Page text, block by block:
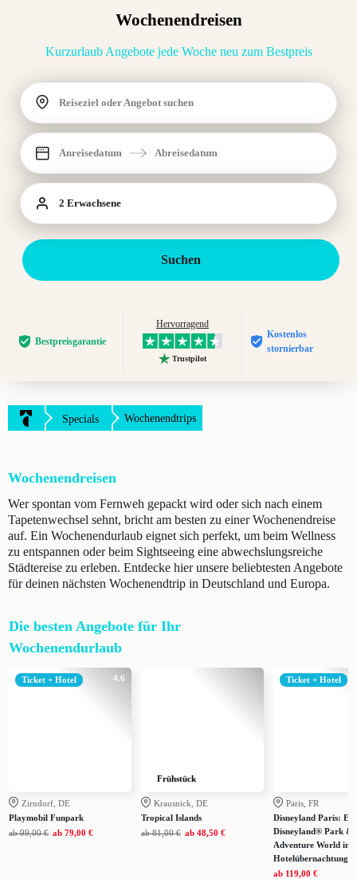
Wochenendreisen
Kurzurlaub Angebote jede Woche neu zum Bestpreis
Reiseziel oder Angebot suchen
Anreisedatum Abreisedatum
2 Erwachsene
Suchen
Bestpreis­garantie
Hervorragend
Trustpilot
Kostenlos
stornierbar
Specials Wochenendtrips
Wochenendreisen
Wer spontan vom Fernweh gepackt wird oder sich nach einem
Tapetenwechsel sehnt, bricht am besten zu einer Wochenendreise
auf. Ein Wochenendurlaub eignet sich perfekt, um beim Wellness
zu entspannen oder beim Sightseeing eine abwechslungsreiche
Städtereise zu erleben. Entdecke hier unsere beliebtesten Angebote
für deinen nächsten Wochenendtrip in Deutschland und Europa.
Die besten Angebote für Ihr
Wochenendurlaub
4.6
Ticket + Hotel
Zirndorf, DE
Playmobil Funpark
ab 99,00 € ab 79,00 €
Frühstück
Krausnick, DE
Tropical Islands
ab 81,00 € ab 48,50 €
Ticket + Hotel
Paris, FR
Disneyland Paris:
Disneyland® Park &
Adventure World
Hotelübernachtung
ab 119,00 €